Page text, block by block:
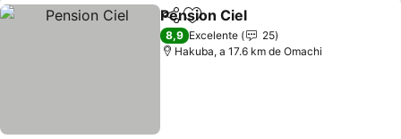
PartilharAdicionar aos favoritos
Pension Ciel
8,9 Excelente
25
Hakuba, a 17.6 km de Omachi